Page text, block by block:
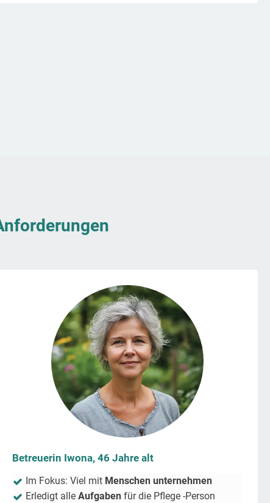
Betreuerin Iwona, 46 Jahre alt
Im Fokus: Viel mit Menschen unternehmen
Erledigt alle Aufgaben für die Pflege -Person